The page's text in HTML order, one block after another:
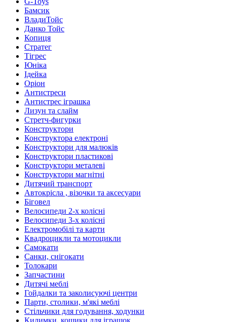
Бамсик
ВладиТойс
Данко Тойс
Копиця
Стратег
Тігрес
Юніка
Ідейка
Оріон
Антистреси
Антистрес іграшка
Лизун та слайм
Стретч-фигурки
Конструктори
Конструктора електроні
Конструктори для малюків
Конструктори пластикові
Конструктори металеві
Конструктори магнітні
Дитячий транспорт
Автокрісла , візочки та аксесуари
Біговел
Велосипеди 2-х колісні
Велосипеди 3-х колісні
Електромобілі та карти
Квадроцикли та мотоцикли
Самокати
Санки, снігокати
Толокари
Запчастини
Дитячі меблі
Гойдалки та заколисуючі центри
Парти, столики, м'які меблі
Стільчики для годування, ходунки
Килимки, кошики для іграшок